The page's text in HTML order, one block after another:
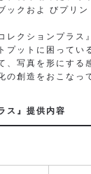
ックおよ びプリン
レクションプラス
プットに困ってい
、写真を形にする
の創造をおこなっ
ス』提供内容